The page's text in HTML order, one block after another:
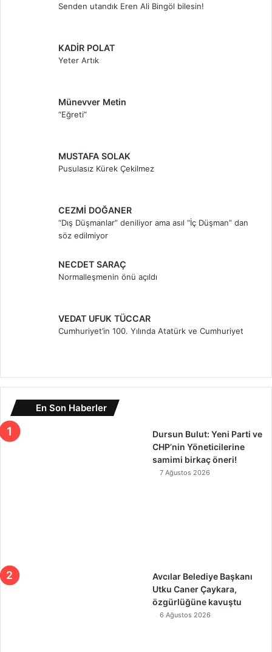
Senden utandık Eren Ali Bingöl bilesin!
KADİR POLAT
Yeter Artık
Münevver Metin
“Eğreti”
MUSTAFA SOLAK
Pusulasız Kürek Çekilmez
CEZMİ DOĞANER
“Dış Düşmanlar” deniliyor ama asıl “İç Düşman” dan
söz edilmiyor
NECDET SARAÇ
Normalleşmenin önü açıldı
VEDAT UFUK TÜCCAR
Cumhuriyet’in 100. Yılında Atatürk ve Cumhuriyet
En Son Haberler
Dursun Bulut: Yeni Parti ve
CHP’nin Yöneticilerine
samimi birkaç öneri!
7 Ağustos 2026
Avcılar Belediye Başkanı
Utku Caner Çaykara,
özgürlüğüne kavuştu
6 Ağustos 2026